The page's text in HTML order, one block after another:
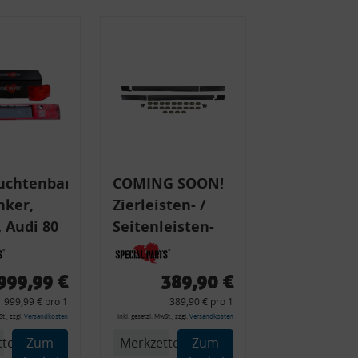
Audi 80
89,
+
€
999,99 € pro 1
zzgl. Versandkosten
Zum
COMING SOON!
Zierleisten- /
Seitenleisten-
Set, Audi 80
Cabrio, Coupe,
Zierleiste, 2x
Kappe, Clipse,
389,90 €
389,90 € pro 1
inkl. gesetzl. MwSt., zzgl. Versandkosten
Merkzettel
Zum